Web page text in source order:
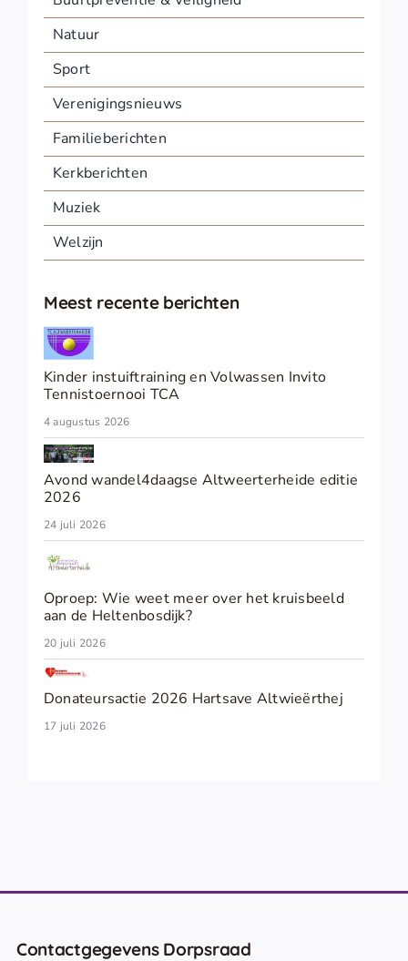
Natuur
Sport
Verenigingsnieuws
Familieberichten
Kerkberichten
Muziek
Welzijn
Meest recente berichten
Kinder instuiftraining en Volwassen Invito
Tennistoernooi TCA
4 augustus 2026
Avond wandel4daagse Altweerterheide editie
2026
24 juli 2026
Oproep: Wie weet meer over het kruisbeeld
aan de Heltenbosdijk?
20 juli 2026
Donateursactie 2026 Hartsave Altwieërthej
17 juli 2026
Contactgegevens Dorpsraad